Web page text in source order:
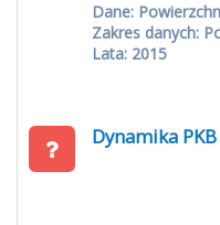
Dane:
Zakres danych:
Lata: 2015
Dynamika